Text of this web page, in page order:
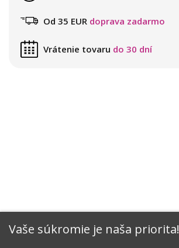
Vaše súkromie je naša priorita!
Od 35 EUR doprava zadarmo
Vrátenie tovaru do 30 dní